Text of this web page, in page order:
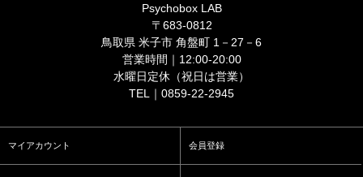
Psychobox LAB
〒683-0812
鳥取県 米子市 角盤町 1－27－6
営業時間｜12:00-20:00
水曜日定休（祝日は営業）
TEL｜0859-22-2945
マイアカウント 会員登録